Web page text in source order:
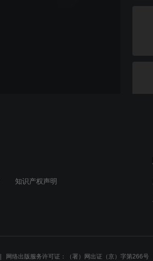
知识产权声明
网络出版服务许可证：（署）网出证（京）字第266号